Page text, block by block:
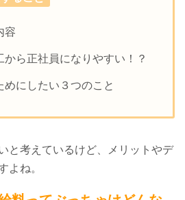
容
から正社員になりやすい！？
めにしたい３つのこと
と考えているけど、メリットやデ
よね。